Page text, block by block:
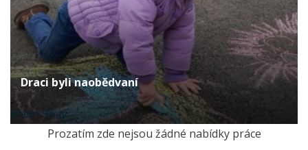
Draci byli naobědvaní
před 15 lety
Prozatím zde nejsou žádné nabídky práce